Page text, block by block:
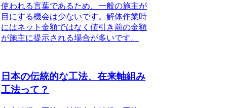
使われる言葉であるため、一般の施主が
目にする機会は少ないです。解体作業時
にはネット金額ではなく値引き前の金額
が施主に提示される場合が多いです。
日本の伝統的な工法、在来軸組み
工法って？